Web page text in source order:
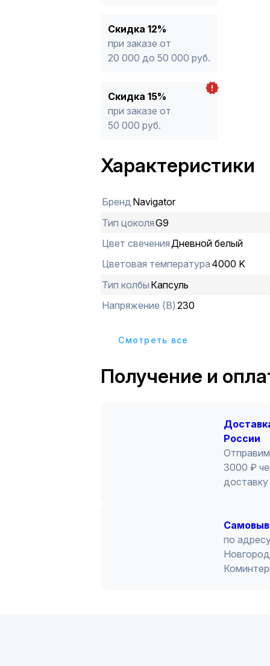
Скидка 12%
при заказе от
20 000 до 50 000 руб.
Скидка 15%
при заказе от
50 000 руб.
Характеристики
Бренд Navigator
Тип цоколяG9
Цвет свечения Дневной белый
Цветовая температура 4000 K
Тип колбы Капсуль
Напряжение (В) 230
Cмотреть все
Получение и
России
3000 ₽
по